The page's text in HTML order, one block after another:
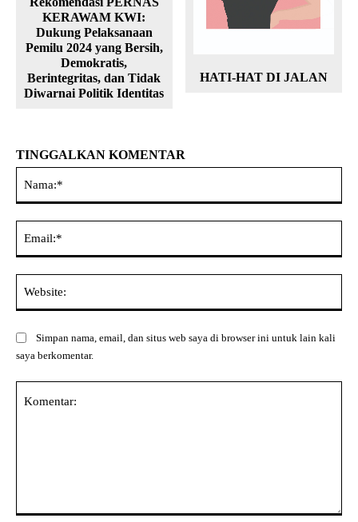
KERAWAM KWI:
Dukung Pelaksanaan
Pemilu 2024 yang Bersih,
Demokratis,
Berintegritas, dan Tidak
Diwarnai Politik Identitas
HATI-HAT DI JALAN
TINGGALKAN KOMENTAR
Simpan nama, email, dan situs web saya di browser ini untuk lain kali
saya berkomentar.